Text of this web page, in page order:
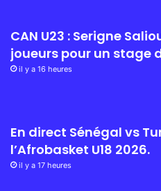
CAN U23 : Serigne
joueurs pour un stage
il y a 16 heures
En direct Sénégal vs
l’Afrobasket U18 2026.
il y a 17 heures